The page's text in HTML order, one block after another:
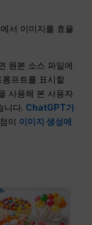
서 이미지를 효율
원본 소스 파일에
프트를 표시할
사용해 본 사용자
니다. ChatGPT가
이 이미지 생성에